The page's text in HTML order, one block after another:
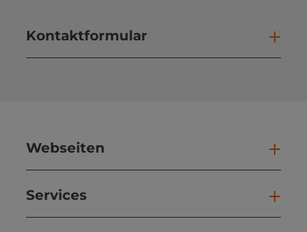
Kontaktformular
Webseiten
Services